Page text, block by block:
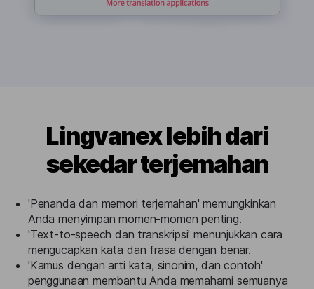
Lingvanex lebih dari
sekedar terjemahan
'Penanda dan memori terjemahan' memungkinkan
Anda menyimpan momen-momen penting.
'Text-to-speech dan transkripsi' menunjukkan cara
mengucapkan kata dan frasa dengan benar.
'Kamus dengan arti kata, sinonim, dan contoh'
penggunaan membantu Anda memahami semuanya